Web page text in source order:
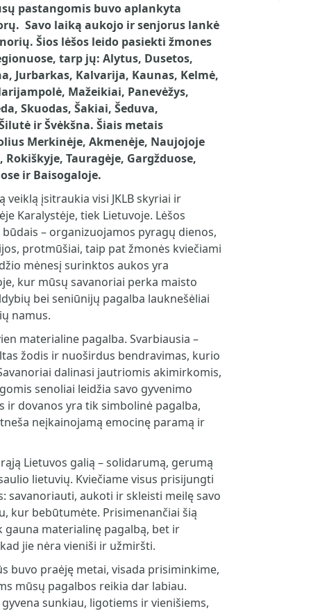
pastangomis buvo aplankyta
Savo laiką aukojo ir senjorus lankė
Šios lėšos leido pasiekti žmones
tarp jų: Alytus, Dusetos,
Jurbarkas, Kalvarija, Kaunas, Kelmė,
Mažeikiai, Panevėžys,
Skuodas, Šakiai, Šeduva,
ir Švėkšna. Šiais metais
Merkinėje, Akmenėje, Naujojoje
Tauragėje, Gargžduose,
ir Baisogaloje.
veiklą įsitraukia visi JKLB skyriai ir
Karalystėje, tiek Lietuvoje. Lėšos
– organizuojamos pyragų dienos,
protmūšiai, taip pat žmonės kviečiami
mėnesį surinktos aukos yra
kur mūsų savanoriai perka maisto
bei seniūnijų pagalba lauknešėliai
namus.
materialine pagalba. Svarbiausia –
žodis ir nuoširdus bendravimas, kurio
dalinasi jautriomis akimirkomis,
senoliai leidžia savo gyvenimo
ir dovanos yra tik simbolinė pagalba,
neįkainojamą emocinę paramą ir
Lietuvos galią – solidarumą, gerumą
lietuvių. Kviečiame visus prisijungti
savanoriauti, aukoti ir skleisti meilę savo
kur bebūtumėte. Prisimenančiai šią
gauna materialinę pagalbą, bet ir
jie nėra vieniši ir užmiršti.
buvo praėję metai, visada prisiminkime,
mūsų pagalbos reikia dar labiau.
sunkiau, ligotiems ir vienišiems,